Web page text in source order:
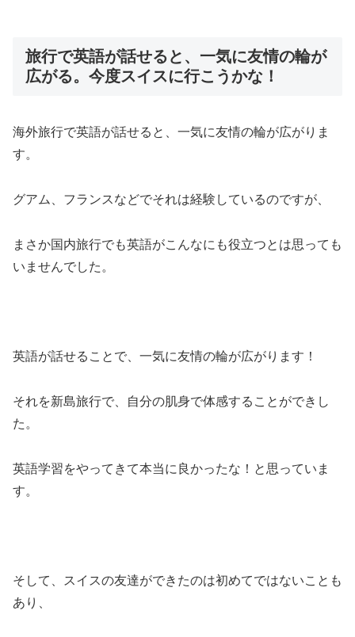
旅行で英語が話せると、一気に友情の輪が
広がる。今度スイスに行こうかな！
海外旅行で英語が話せると、一気に友情の輪が広がりま
す。
グアム、フランスなどでそれは経験しているのですが、
まさか国内旅行でも英語がこんなにも役立つとは思っても
いませんでした。
英語が話せることで、一気に友情の輪が広がります！
それを新島旅行で、自分の肌身で体感することができし
た。
英語学習をやってきて本当に良かったな！と思っていま
す。
そして、スイスの友達ができたのは初めてではないことも
あり、